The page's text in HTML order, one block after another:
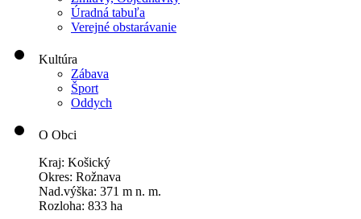
Úradná tabuľa
Verejné obstarávanie
Kultúra
Zábava
Šport
Oddych
O Obci
Kraj: Košický
Okres: Rožnava
Nad.výška: 371 m n. m.
Rozloha: 833 ha